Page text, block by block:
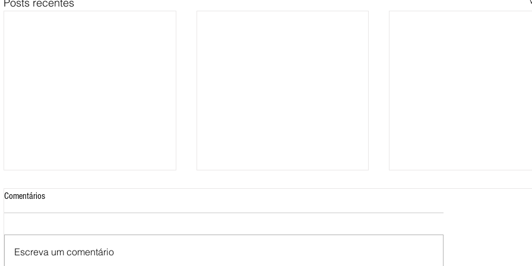
Posts recentes
Comentários
Escreva um comentário